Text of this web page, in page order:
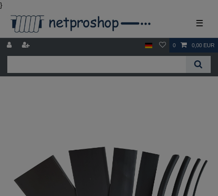
}
☰
0 0,00 EUR